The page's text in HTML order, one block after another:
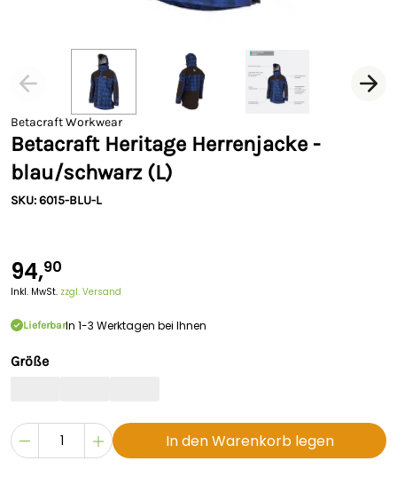
Betacraft Workwear
Betacraft Heritage Herrenjacke -
blau/schwarz (L)
SKU: 6015-BLU-L
94,90
Inkl. MwSt. zzgl. Versand
LieferbarIn 1-3 Werktagen bei Ihnen
Größe
In den Warenkorb legen